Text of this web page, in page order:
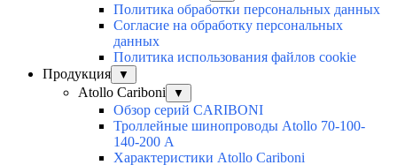
Политика обработки персональных данных
Согласие на обработку персональных
данных
Политика использования файлов cookie
Продукция
▼
Atollo Cariboni ▼
Обзор серий CARIBONI
Троллейные шинопроводы Atollo 70-100-
140-200 А
Характеристики Atollo Cariboni